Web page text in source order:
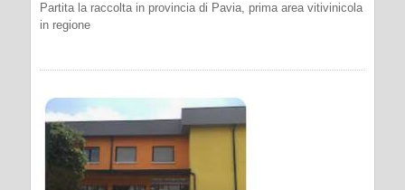
Partita la raccolta in provincia di Pavia, prima area vitivinicola
in regione